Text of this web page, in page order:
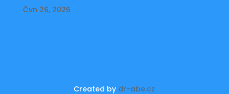
Čvn 26, 2026
Created by dr-abe.cz